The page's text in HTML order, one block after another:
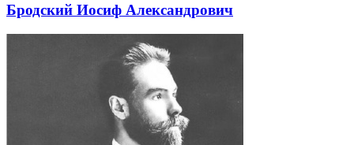
Бродский Иосиф Александрович